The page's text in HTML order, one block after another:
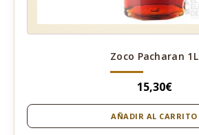
Zoco Pacharan 1L
15,30€
AÑADIR AL CARRITO